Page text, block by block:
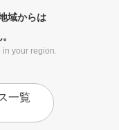
域からは
in your region.
一覧